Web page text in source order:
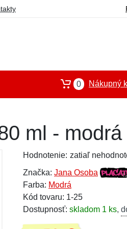
0 Nákupný
ml - modrá
Hodnotenie: zatiaľ
Značka: Jana Osoba
Farba: Modrá
Kód tovaru: 1-25
Dostupnosť: skladom 1 ks,